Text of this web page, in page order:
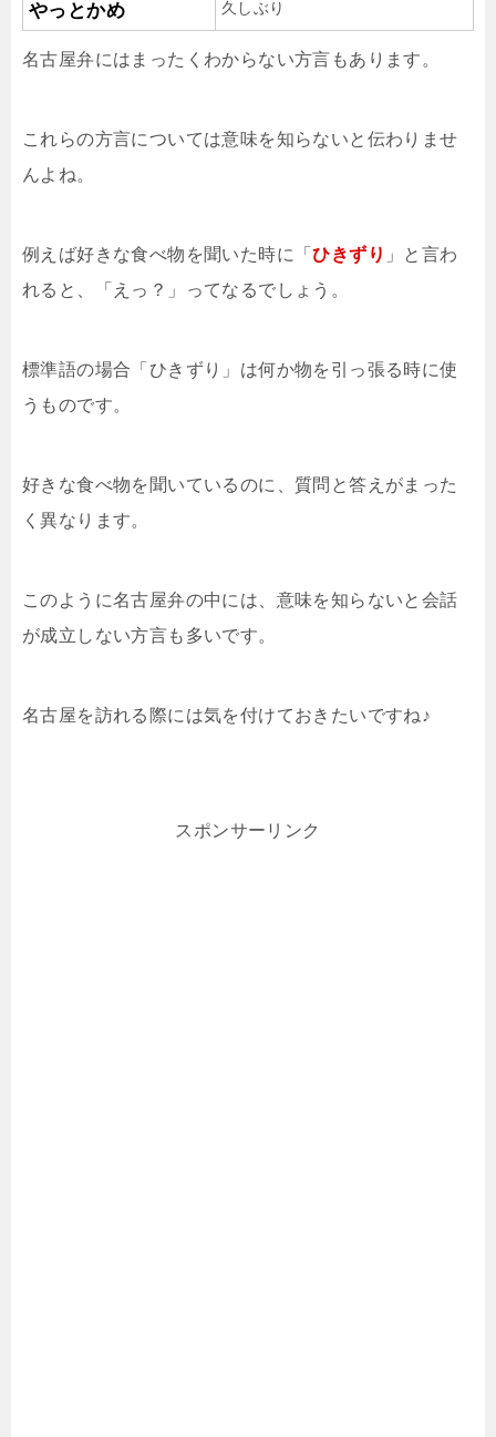
やっとかめ 久しぶり
名古屋弁にはまったくわからない方言もあります。
これらの方言については意味を知らないと伝わりませ
んよね。
例えば好きな食べ物を聞いた時に「ひきずり 」と言わ
れると、「えっ？」ってなるでしょう。
標準語の場合「ひきずり」は何か物を引っ張る時に使
うものです。
好きな食べ物を聞いているのに、質問と答えがまった
く異なります。
このように名古屋弁の中には、意味を知らないと会話
が成立しない方言も多いです。
名古屋を訪れる際には気を付けておきたいですね♪
スポンサーリンク